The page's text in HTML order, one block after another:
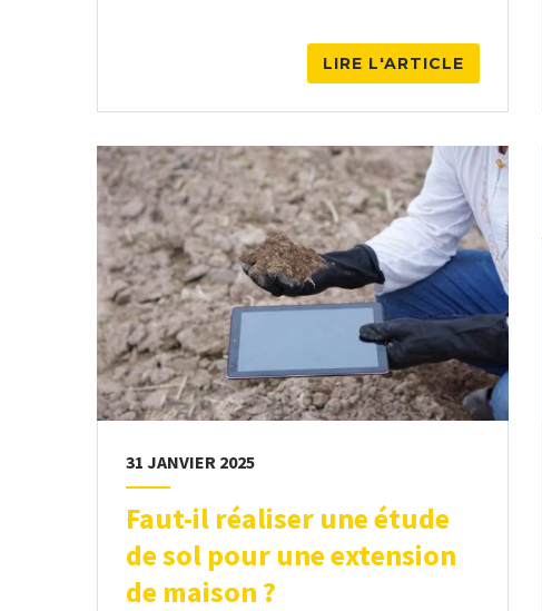
LIRE L'ARTICLE
31 JANVIER 2025
Faut-il réaliser une étude
de sol pour une extension
de maison ?